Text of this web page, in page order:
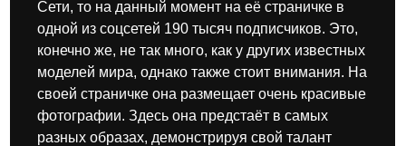
Сети, то на данный момент на её страничке в
одной из соцсетей 190 тысяч подписчиков. Это,
конечно же, не так много, как у других известных
моделей мира, однако также стоит внимания. На
своей страничке она размещает очень красивые
фотографии. Здесь она предстаёт в самых
разных образах, демонстрируя свой талант